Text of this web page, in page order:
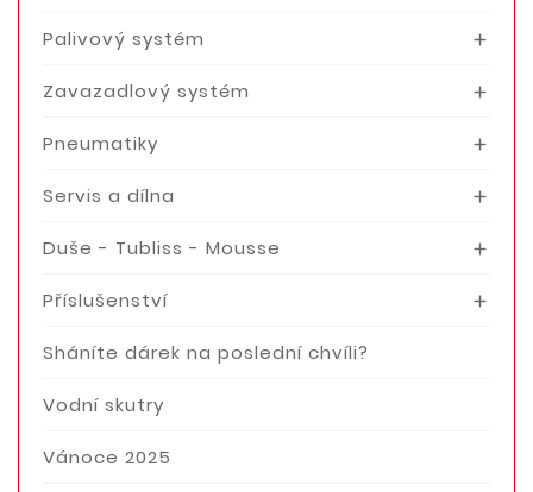
Palivový systém 
Zavazadlový systém 
Pneumatiky 
Servis a dílna 
Duše - Tubliss - Mousse 
Příslušenství 
Sháníte dárek na poslední chvíli?
Vodní skutry
Vánoce 2025